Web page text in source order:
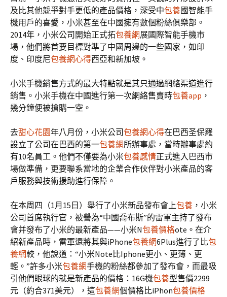
及比其他競爭對手更低的產品價格，深受中包養國智能手
機用戶的喜愛，小米甚至在中國擁有數個粉絲俱樂部。
2014年，小米公司開始正式拓包養網展國際智能手機市
場，他們將首要目標對準了中國周邊的一些國家，如印
度、印度尼包養網心得西亞和新加坡。
小米手機銷售方式的最大特點就是其只通過網絡渠道進行
銷售。小米手機在中國進行第一次網絡售賣時包養app ，
幾分鐘便被搶購一空。
去甜心花園年八月份，小米公司包養網心得在巴西圣保羅
設立了公司在巴西的第一包養網所辦事處，當時辦事處約
有10名員工。他們不僅要為小米包養感情正式進入巴西市
場做準備，更要聯系當地的企業合作伙伴對小米產品的客
戶服務與技術援助進行保障。
在本周四（1月15日）舉行了小米新品發布會上包養 ，小米
公司首席執行官，被譽為“中國喬布斯”的雷軍主持了發布
會并發布了小米的最新產品——小米N包養價格ote。在介
紹新產品時，雷軍還將其與iPhone包養網6Plus進行了比包
養網較，他說道：“小米Note比Iphone更小、更薄、更
輕。”許多小米包養網手機的粉絲都參加了發布會，而最吸
引他們眼球的就是新產品的價格：16G機包養型售價2299
元（約合371美元），這包養網個價格比iPhon包養價格